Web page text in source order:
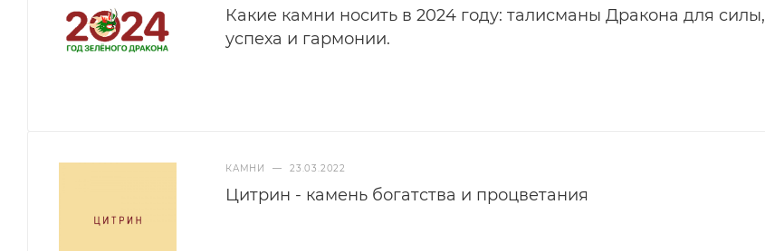
Какие камни носить в 2024 году: талисманы Дракона для силы,
успеха и гармонии.
КАМНИ — 23.03.2022
Цитрин - камень богатства и процветания